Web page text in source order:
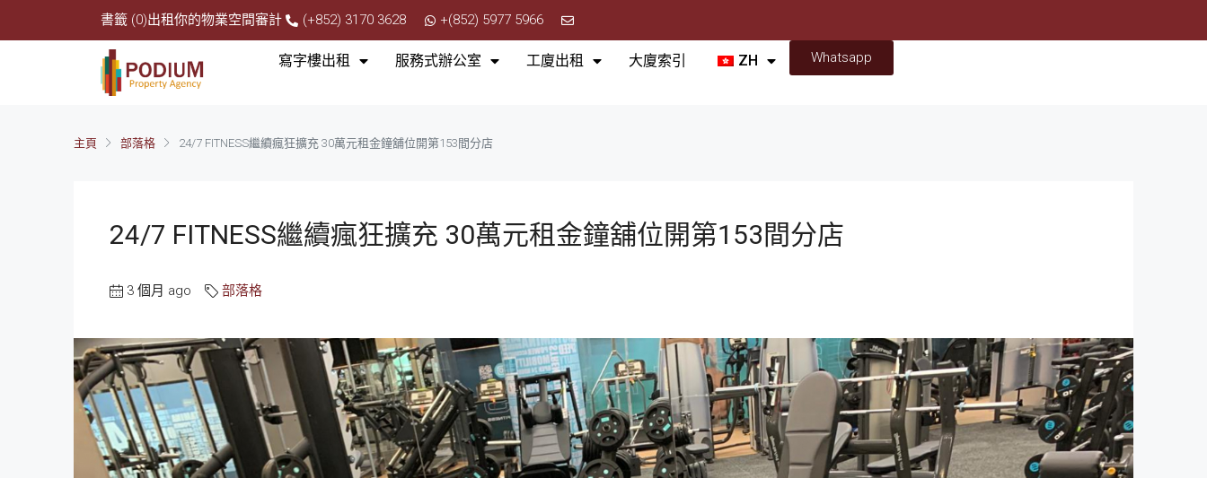
書籤 (0)出租你的物業空間審計 (+852) 3170 3628 +(852) 5977 5966
寫字樓出租 服務式辦公室 工廈出租 大廈索引 ZH Whatsapp
主頁 部落格 24/7 FITNESS繼續瘋狂擴充 30萬元租金鐘舖位開第153間分店
24/7 FITNESS繼續瘋狂擴充 30萬元租金鐘舖位開第153間分店
3 個月 ago 部落格